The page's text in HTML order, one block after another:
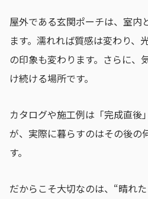
屋外である玄関ポーチは、室内
ます。濡れれば質感は変わり、
の印象も変わります。さらに、
け続ける場所です。
カタログや施工例は「完成直後
が、実際に暮らすのはその後の
す。
だからこそ大切なのは、“晴れ